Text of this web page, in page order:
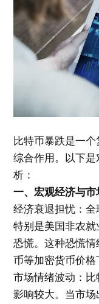
比特币暴跌是一
综合作用。以下
析：
一、宏观经济与
经济衰退担忧：全
特别是美国非农
恐慌。这种恐慌
币等加密货币价格
市场情绪波动：
影响较大。当市